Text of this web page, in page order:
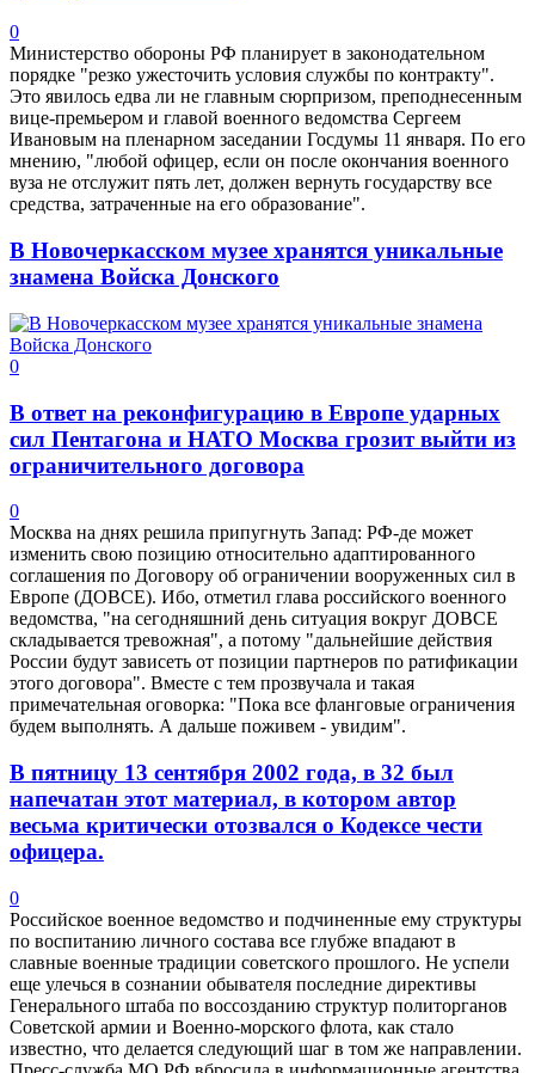
0
Министерство обороны РФ планирует в законодательном
порядке "резко ужесточить условия службы по контракту".
Это явилось едва ли не главным сюрпризом, преподнесенным
вице-премьером и главой военного ведомства Сергеем
Ивановым на пленарном заседании Госдумы 11 января. По его
мнению, "любой офицер, если он после окончания военного
вуза не отслужит пять лет, должен вернуть государству все
средства, затраченные на его образование".
В Новочеркасском музее хранятся уникальные
знамена Войска Донского
0
В ответ на реконфигурацию в Европе ударных
сил Пентагона и НАТО Москва грозит выйти из
ограничительного договора
0
Москва на днях решила припугнуть Запад: РФ-де может
изменить свою позицию относительно адаптированного
соглашения по Договору об ограничении вооруженных сил в
Европе (ДОВСЕ). Ибо, отметил глава российского военного
ведомства, "на сегодняшний день ситуация вокруг ДОВСЕ
складывается тревожная", а потому "дальнейшие действия
России будут зависеть от позиции партнеров по ратификации
этого договора". Вместе с тем прозвучала и такая
примечательная оговорка: "Пока все фланговые ограничения
будем выполнять. А дальше поживем - увидим".
В пятницу 13 сентября 2002 года, в 32 был
напечатан этот материал, в котором автор
весьма критически отозвался о Кодексе чести
офицера.
0
Российское военное ведомство и подчиненные ему структуры
по воспитанию личного состава все глубже впадают в
славные военные традиции советского прошлого. Не успели
еще улечься в сознании обывателя последние директивы
Генерального штаба по воссозданию структур политорганов
Советской армии и Военно-морского флота, как стало
известно, что делается следующий шаг в том же направлении.